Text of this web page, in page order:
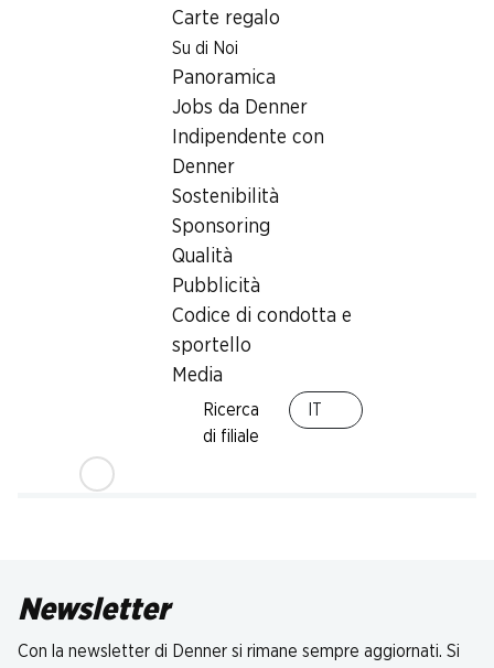
Carte regalo
Su di Noi
Panoramica
Jobs da Denner
Indipendente con
Denner
Sostenibilità
Sponsoring
Qualità
Pubblicità
Codice di condotta e
sportello
Media
Ricerca
di filiale
Prelievo di contanti con Post-Card / M-Card
Newsletter
Con la newsletter di Denner si rimane sempre aggiornati. Si